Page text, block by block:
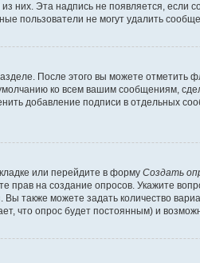
них. Эта надпись не появляется,
пользователи не могут удалить
После этого вы можете отметить
ко всем вашим сообщениям,
добавление подписи в отдельных
или перейдите в форму Создать
на создание опросов. Укажите
также можете задать количество
что опрос будет постоянным) и